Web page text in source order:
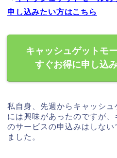
申し込みたい方はこちら
キャッシュゲットモ
すぐお得に申し込
私自身、先週からキャッシュ
には興味があったのですが
のサービスの申込みはしな
ました。